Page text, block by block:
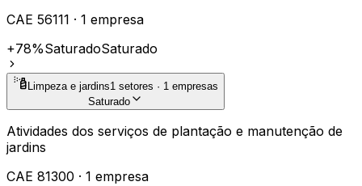
CAE 56111 · 1 empresa
+78%SaturadoSaturado
Limpeza e jardins1 setores · 1 empresas
Saturado
Atividades dos serviços de plantação e manutenção de
jardins
CAE 81300 · 1 empresa